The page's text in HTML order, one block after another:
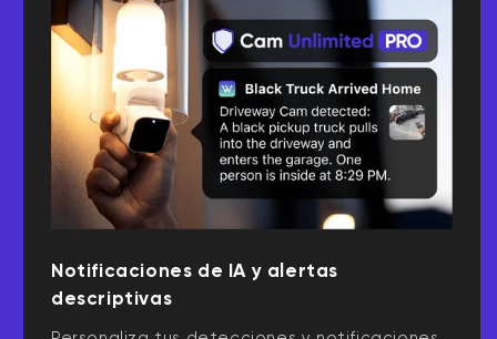
Notificaciones de IA y alertas
descriptivas